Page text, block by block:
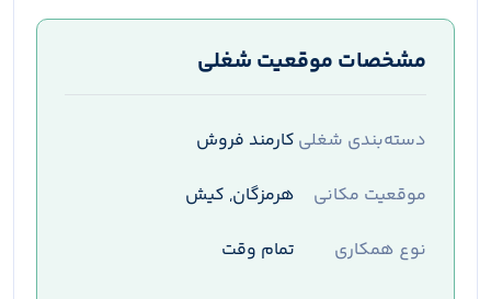
مشخصات موقعیت شغلی
دسته‌بندی شغلی کارمند فروش
موقعیت مکانی
هرمزگان, کیش
نوع همکاری
تمام وقت